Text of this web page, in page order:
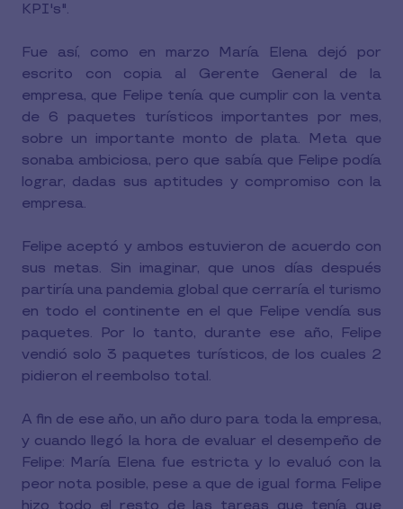
KPI's".
Fue así, como en marzo María Elena dejó por
escrito con copia al Gerente General de la
empresa, que Felipe tenía que cumplir con la venta
de 6 paquetes turísticos importantes por mes,
sobre un importante monto de plata. Meta que
sonaba ambiciosa, pero que sabía que Felipe podía
lograr, dadas sus aptitudes y compromiso con la
empresa.
Felipe aceptó y ambos estuvieron de acuerdo con
sus metas. Sin imaginar, que unos días después
partiría una pandemia global que cerraría el turismo
en todo el continente en el que Felipe vendía sus
paquetes. Por lo tanto, durante ese año, Felipe
vendió solo 3 paquetes turísticos, de los cuales 2
pidieron el reembolso total.
A fin de ese año, un año duro para toda la empresa,
y cuando llegó la hora de evaluar el desempeño de
Felipe: María Elena fue estricta y lo evaluó con la
peor nota posible, pese a que de igual forma Felipe